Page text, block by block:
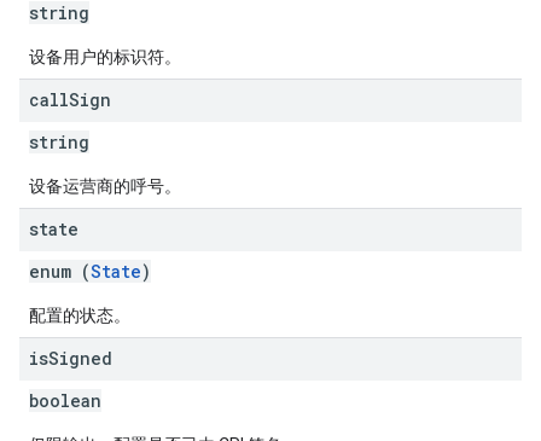
string
设备用户的标识符。
callSign
string
设备运营商的呼号。
state
enum (State)
配置的状态。
isSigned
boolean